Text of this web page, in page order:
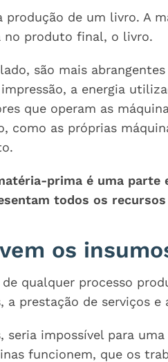
produção de um livro. A
no produto final, o livro.
são mais
a energia
que operam as
como as próprias
prima é uma parte
todos os
os
qualquer processo
a prestação de serviços
seria impossível para
funcionem, que os